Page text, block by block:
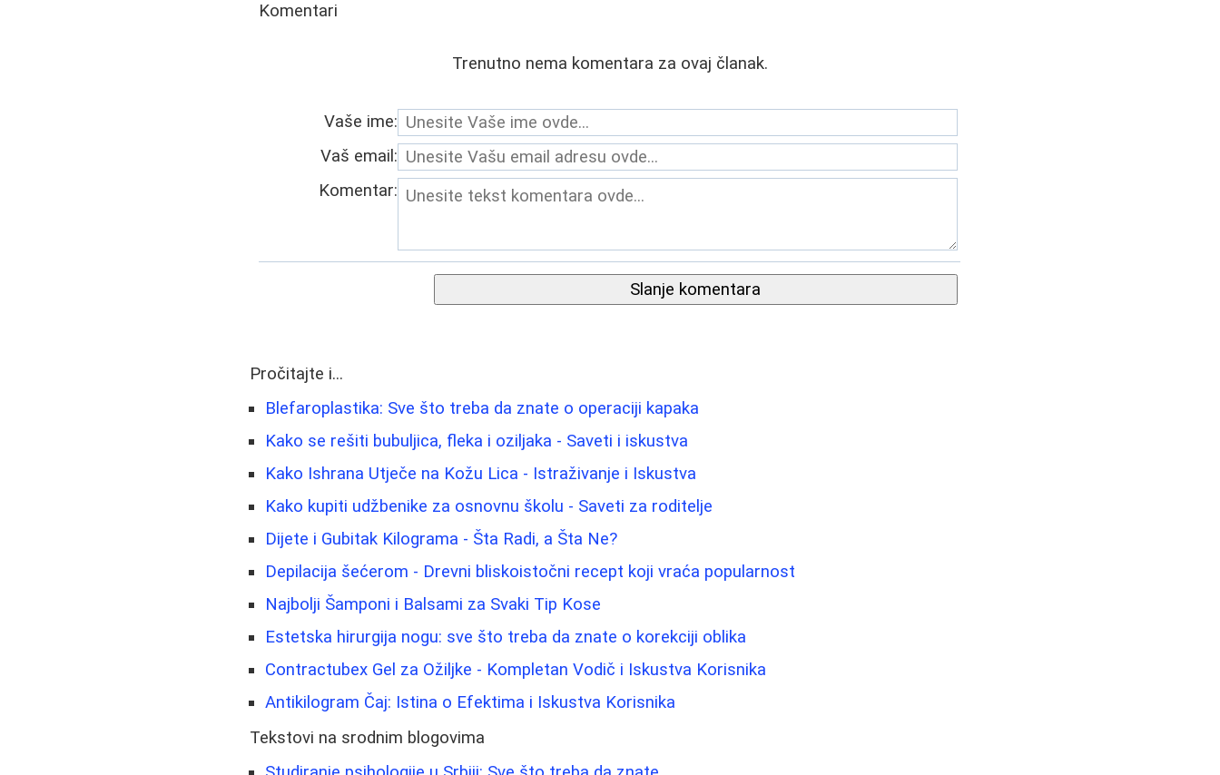
Komentari
Trenutno nema komentara za ovaj članak.
Vaše ime:
Vaš email:
Komentar:
Slanje komentara
Pročitajte i...
Blefaroplastika: Sve što treba da znate o operaciji kapaka
Kako se rešiti bubuljica, fleka i oziljaka - Saveti i iskustva
Kako Ishrana Utječe na Kožu Lica - Istraživanje i Iskustva
Kako kupiti udžbenike za osnovnu školu - Saveti za roditelje
Dijete i Gubitak Kilograma - Šta Radi, a Šta Ne?
Depilacija šećerom - Drevni bliskoistočni recept koji vraća popularnost
Najbolji Šamponi i Balsami za Svaki Tip Kose
Estetska hirurgija nogu: sve što treba da znate o korekciji oblika
Contractubex Gel za Ožiljke - Kompletan Vodič i Iskustva Korisnika
Antikilogram Čaj: Istina o Efektima i Iskustva Korisnika
Tekstovi na srodnim blogovima